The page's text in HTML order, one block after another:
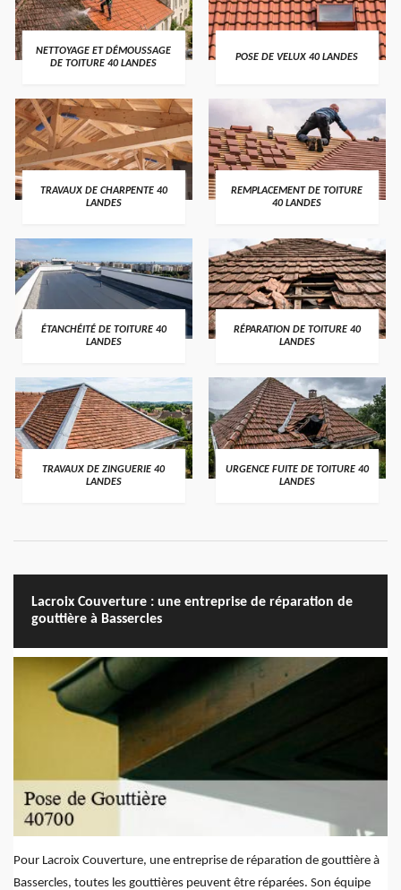
NETTOYAGE ET DÉMOUSSAGE
DE TOITURE 40 LANDES
POSE DE VELUX 40 LANDES
TRAVAUX DE CHARPENTE 40
LANDES
REMPLACEMENT DE TOITURE
40 LANDES
ÉTANCHÉITÉ DE TOITURE 40
LANDES
RÉPARATION DE TOITURE 40
LANDES
TRAVAUX DE ZINGUERIE 40
LANDES
URGENCE FUITE DE TOITURE 40
LANDES
Lacroix Couverture : une entreprise de réparation de
gouttière à Bassercles
Pour Lacroix Couverture, une entreprise de réparation de gouttière à
Bassercles, toutes les gouttières peuvent être réparées. Son équipe